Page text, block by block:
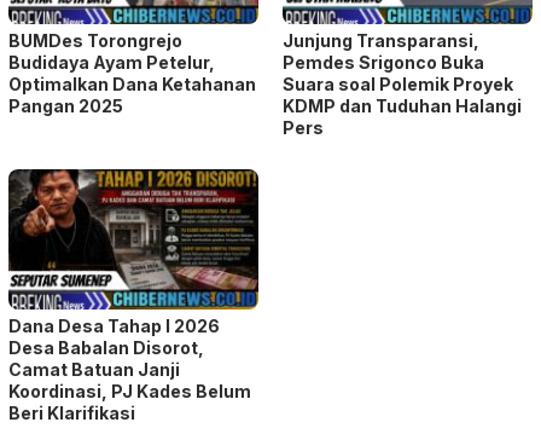
BUMDes Torongrejo
Budidaya Ayam Petelur,
Optimalkan Dana Ketahanan
Pangan 2025
Junjung Transparansi,
Pemdes Srigonco Buka
Suara soal Polemik Proyek
KDMP dan Tuduhan Halangi
Pers
Dana Desa Tahap I 2026
Desa Babalan Disorot,
Camat Batuan Janji
Koordinasi, PJ Kades Belum
Beri Klarifikasi